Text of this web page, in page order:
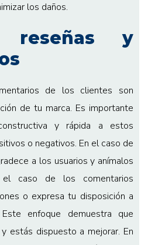
los daños.
reseñas y
de los clientes son
de tu marca. Es importante
y rápida a estos
o negativos. En el caso de
a los usuarios y anímalos
caso de los comentarios
o expresa tu disposición a
enfoque demuestra que
estás dispuesto a mejorar. En